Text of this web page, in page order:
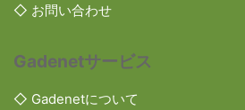
◇ お問い合わせ
Gadenetサービス
◇ Gadenetについて